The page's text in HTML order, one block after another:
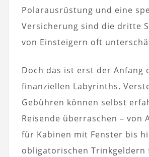
Polarausrüstung und eine
Versicherung sind die dritte
von Einsteigern oft
Doch das ist erst der Anfang
finanziellen Labyrinths.
Gebühren können selbst
Reisende überraschen – von
für Kabinen mit Fenster bis
obligatorischen Trinkgeldern